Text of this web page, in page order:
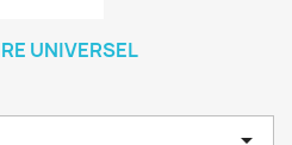
UNIVERSEL